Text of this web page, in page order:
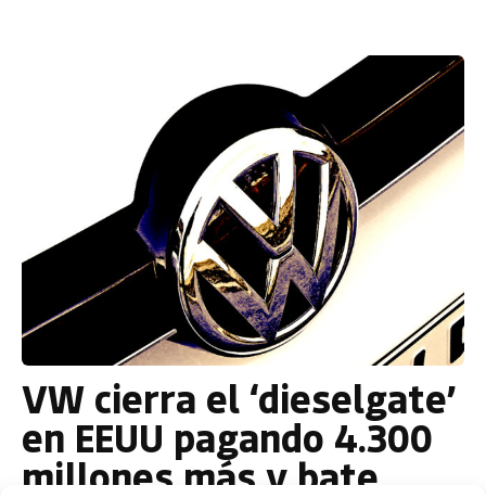
VW cierra el ‘dieselgate’
en EEUU pagando 4.300
millones más y bate